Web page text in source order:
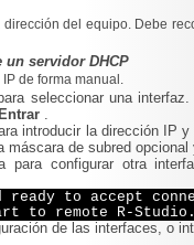
del equipo. Debe
servidor DHCP
de forma manual.
seleccionar una
Entrar .
introducir la dirección IP
máscara de subred
para configurar otra
ready to accept
to remote R-
de las interfaces, o